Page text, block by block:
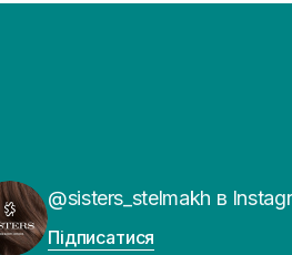
@sisters_stelmakh в
Підписатися